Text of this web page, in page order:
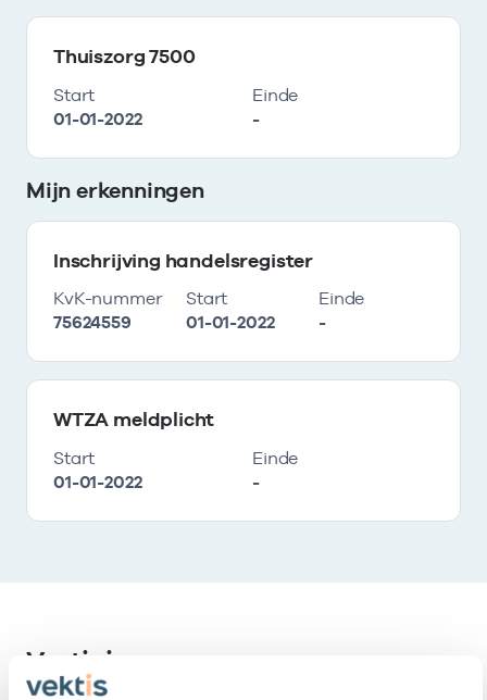
Thuiszorg 7500
Start
01-01-2022
Einde
-
Mijn erkenningen
Inschrijving handelsregister
KvK-nummer
75624559
Start
01-01-2022
Einde
-
WTZA meldplicht
Start
01-01-2022
Einde
-
Vestigingen